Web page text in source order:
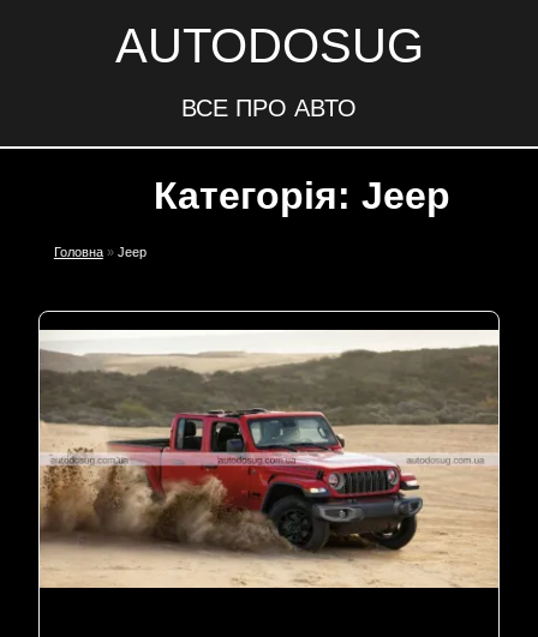
AUTODOSUG
ВСЕ ПРО АВТО
Категорія: Jeep
Головна» Jeep